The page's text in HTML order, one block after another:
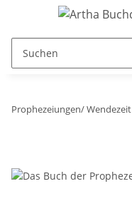
Prophezeiungen/ Wendezeit